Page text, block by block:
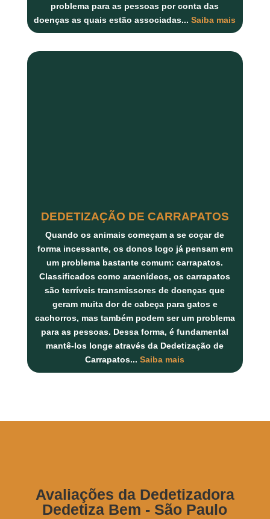
problema para as pessoas por conta das
doenças as quais estão associadas...Saiba mais
DEDETIZAÇÃO DE CARRAPATOS
Quando os animais começam a se coçar de
forma incessante, os donos logo já pensam em
um problema bastante comum: carrapatos.
Classificados como aracnídeos, os carrapatos
são terríveis transmissores de doenças que
geram muita dor de cabeça para gatos e
cachorros, mas também podem ser um problema
para as pessoas. Dessa forma, é fundamental
mantê-los longe através da Dedetização de
Carrapatos...Saiba mais
Avaliações da Dedetizadora
Dedetiza Bem - São Paulo